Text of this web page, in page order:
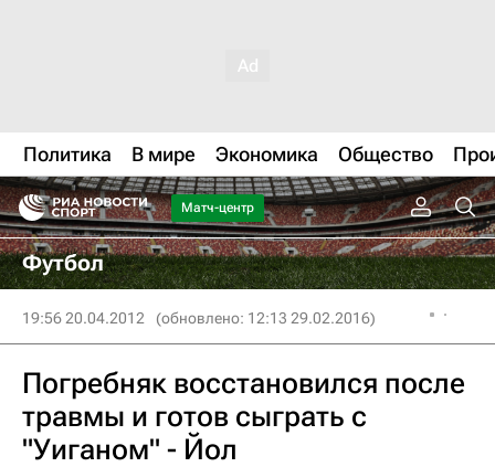
Политика В мире Экономика Общество
Матч-центр
Футбол
19:56 20.04.2012 (обновлено: 12:13 29.02.2016)
Погребняк восстановился после
травмы и готов сыграть с
"Уиганом" - Йол